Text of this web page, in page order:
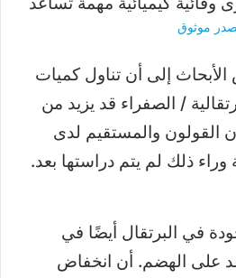
موثوق
إلى أن تناول كميات
/ الصفراء قد يزيد من
القولون والمستقيم لدى
وراء ذلك لم يتم دراستها بعد.
في البرتقال أيضًا في
على الهضم. أن انخفاض